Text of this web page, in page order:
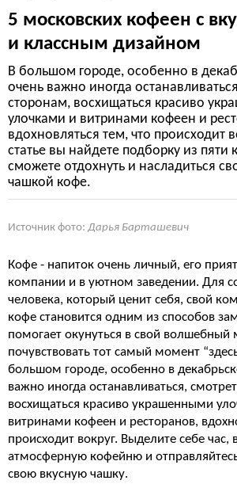
5 московских кофеен с
и классным дизайном
В большом городе, особенно в
очень важно иногда
сторонам, восхищаться красиво
улочками и витринами кофеен и
вдохновляться тем, что происходит
статье вы найдете подборку из пяти
сможете отдохнуть и насладиться
чашкой кофе.
Источник фото: Дарья Барташевич
Кофе - напиток очень личный, его
компании и в уютном заведении. Для
человека, который ценит себя, свой
кофе становится одним из способов
помогает окунуться в свой волшебный
почувствовать тот самый момент
большом городе, особенно в
важно иногда останавливаться,
восхищаться красиво украшенными
витринами кофеен и ресторанов,
происходит вокруг. Выделите себе час,
атмосферную кофейню и
свою вкусную чашку.